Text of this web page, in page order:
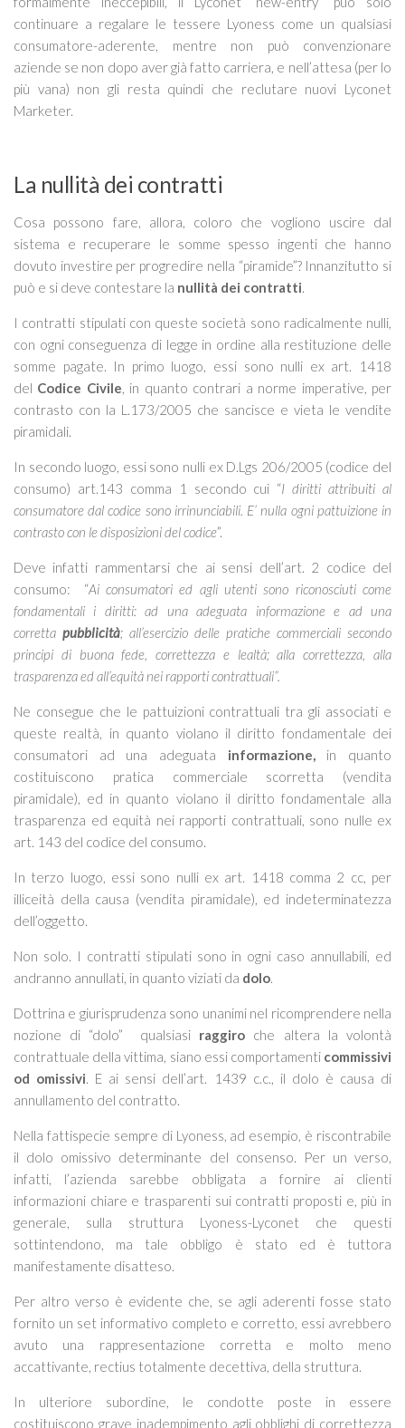
continuare a regalare le tessere Lyoness come un qualsiasi
consumatore-aderente, mentre non può convenzionare
aziende se non dopo aver già fatto carriera, e nell’attesa (per lo
più vana) non gli resta quindi che reclutare nuovi Lyconet
Marketer.
La nullità dei contratti
Cosa possono fare, allora, coloro che vogliono uscire dal
sistema e recuperare le somme spesso ingenti che hanno
dovuto investire per progredire nella “piramide”? Innanzitutto si
può e si deve contestare la nullità dei contratti.
I contratti stipulati con queste società sono radicalmente nulli,
con ogni conseguenza di legge in ordine alla restituzione delle
somme pagate. In primo luogo, essi sono nulli ex art. 1418
del Codice Civile, in quanto contrari a norme imperative, per
contrasto con la L.173/2005 che sancisce e vieta le vendite
piramidali.
In secondo luogo, essi sono nulli ex D.Lgs 206/2005 (codice del
consumo) art.143 comma 1 secondo cui “I diritti attribuiti al
consumatore dal codice sono irrinunciabili. E’ nulla ogni pattuizione in
contrasto con le disposizioni del codice”.
Deve infatti rammentarsi che ai sensi dell’art. 2 codice del
consumo: “Ai consumatori ed agli utenti sono riconosciuti come
fondamentali i diritti: ad una adeguata informazione e ad una
corretta pubblicità; all’esercizio delle pratiche commerciali secondo
principi di buona fede,correttezza e lealtà; alla correttezza, alla
trasparenza ed all’equità nei rapporti contrattuali”.
Ne consegue che le pattuizioni contrattuali tra gli associati e
queste realtà, in quanto violano il diritto fondamentale dei
consumatori ad una adeguata informazione,in quanto
costituiscono pratica commerciale scorretta (vendita
piramidale), ed in quanto violano il diritto fondamentale alla
trasparenza ed equità nei rapporti contrattuali, sono nulle ex
art. 143 del codice del consumo.
In terzo luogo, essi sono nulli ex art. 1418 comma 2 cc, per
illiceità della causa (vendita piramidale), ed indeterminatezza
dell’oggetto.
Non solo. I contratti stipulati sono in ogni caso annullabili, ed
andranno annullati, in quanto viziati da dolo.
Dottrina e giurisprudenza sono unanimi nel ricomprendere nella
nozione di “dolo” qualsiasi raggiro che altera la volontà
contrattuale della vittima, siano essi comportamenti commissivi
od omissivi. E ai sensi dell’art. 1439 c.c., il dolo è causa di
annullamento del contratto.
Nella fattispecie sempre di Lyoness, ad esempio, è riscontrabile
il dolo omissivo determinante del consenso. Per un verso,
infatti, l’azienda sarebbe obbligata a fornire ai clienti
informazioni chiare e trasparenti sui contratti proposti e, più in
generale, sulla struttura Lyoness-Lyconet che questi
sottintendono, ma tale obbligo è stato ed è tuttora
manifestamente disatteso.
Per altro verso è evidente che, se agli aderenti fosse stato
fornito un set informativo completo e corretto, essi avrebbero
avuto una rappresentazione corretta e molto meno
accattivante, rectius totalmente decettiva, della struttura.
In ulteriore subordine, le condotte poste in essere
costituiscono grave inadempimento agli obblighi di correttezza